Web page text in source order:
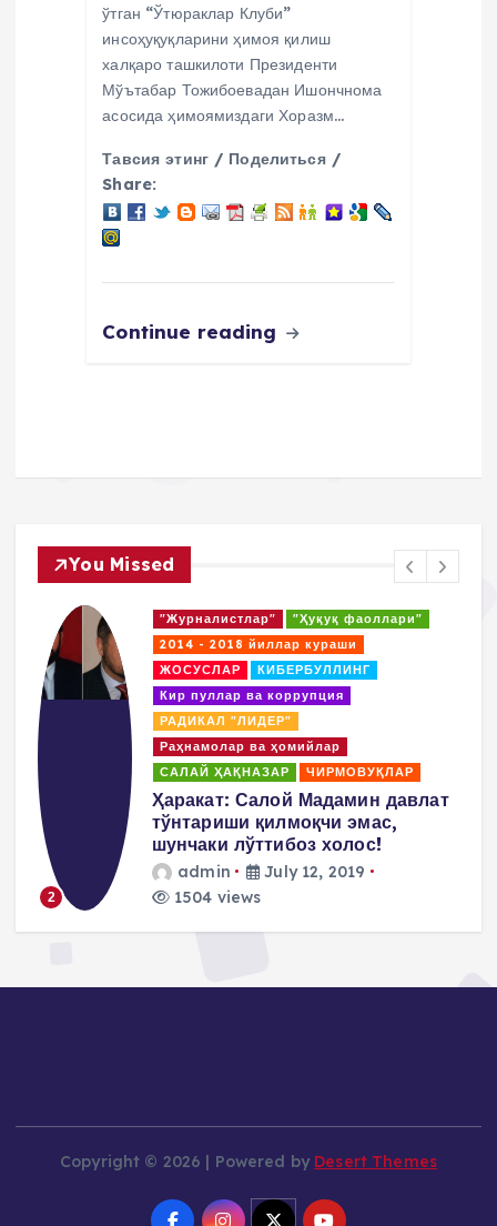
ўтган “Ўтюраклар Клуби”
инсоҳуқуқларини ҳимоя қилиш
халқаро ташкилоти Президенти
Мўътабар Тожибоевадан Ишончнома
асосида ҳимоямиздаги Хоразм…
Тавсия этинг / Поделиться /
Share:
Continue reading
You Missed
2
"Журналистлар"
"Ҳуқуқ фаоллари"
2014 - 2018 йиллар кураши
ЖОСУСЛАР
КИБЕРБУЛЛИНГ
Кир пуллар ва коррупция
РАДИКАЛ "ЛИДЕР"
Раҳнамолар ва ҳомийлар
САЛАЙ ҲАҚНАЗАР
ЧИРМОВУҚЛАР
Ҳаракат: Салой Мадамин давлат
тўнтариши қилмоқчи эмас,
шунчаки лўттибоз холос!
admin
July 12, 2019
1504 views
Copyright © 2026 | Powered by Desert Themes